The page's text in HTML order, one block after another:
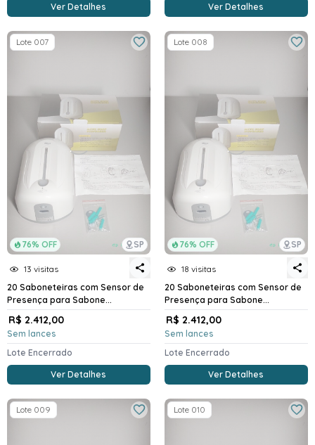
Ver Detalhes Ver Detalhes
76% OFF SP
Lote 007
13 visitas
20 Saboneteiras com Sensor de
Presença para Sabone...
R$ 2.412,00
Sem lances
Lote Encerrado
Ver Detalhes
76% OFF SP
Lote 008
18 visitas
20 Saboneteiras com Sensor de
Presença para Sabone...
R$ 2.412,00
Sem lances
Lote Encerrado
Ver Detalhes
Lote 009 Lote 010